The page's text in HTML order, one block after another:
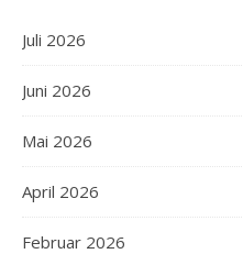
Juli 2026
Juni 2026
Mai 2026
April 2026
Februar 2026